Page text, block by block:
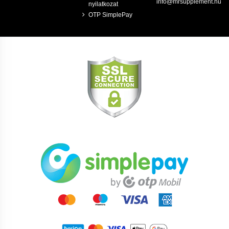
Felhasználási javaslat:
Fogyassz 1 kapszula VITAMIN-C-t étkezés után.
nyilatkozat
OTP SimplePay
info@mrsupplement.hu